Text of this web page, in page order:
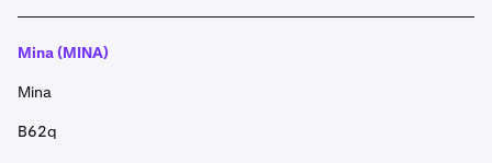
Mina (MINA)
Mina
B62q